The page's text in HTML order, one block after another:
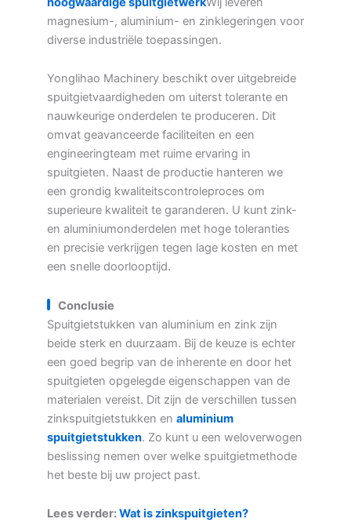
magnesium-, aluminium- en zinklegeringen voor
diverse industriële toepassingen.
Yonglihao Machinery beschikt over uitgebreide
spuitgietvaardigheden om uiterst tolerante en
nauwkeurige onderdelen te produceren. Dit
omvat geavanceerde faciliteiten en een
engineeringteam met ruime ervaring in
spuitgieten. Naast de productie hanteren we
een grondig kwaliteitscontroleproces om
superieure kwaliteit te garanderen. U kunt zink-
en aluminiumonderdelen met hoge toleranties
en precisie verkrijgen tegen lage kosten en met
een snelle doorlooptijd.
Conclusie
Spuitgietstukken van aluminium en zink zijn
beide sterk en duurzaam. Bij de keuze is echter
een goed begrip van de inherente en door het
spuitgieten opgelegde eigenschappen van de
materialen vereist. Dit zijn de verschillen tussen
zinkspuitgietstukken en aluminium
spuitgietstukken. Zo kunt u een weloverwogen
beslissing nemen over welke spuitgietmethode
het beste bij uw project past.
Lees verder:Wat is zinkspuitgieten?